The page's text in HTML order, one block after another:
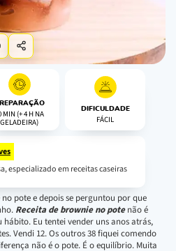
MIN (+ 4 H NA
GELADEIRA)
DIFICULDADE
FÁCIL
especializado em receitas caseiras
pote e depois se perguntou por que
Receita de brownie no potenão é
Eu tentei vender uns anos atrás,
Vendi 12. Os outros 38 fiquei comendo
não é o pote. É o equilíbrio. Muita